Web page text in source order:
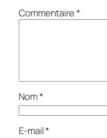
Commentaire*
Nom*
E-mail*